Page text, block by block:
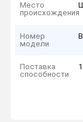
Место
происхождения
Номер
модели
Поставка
способности